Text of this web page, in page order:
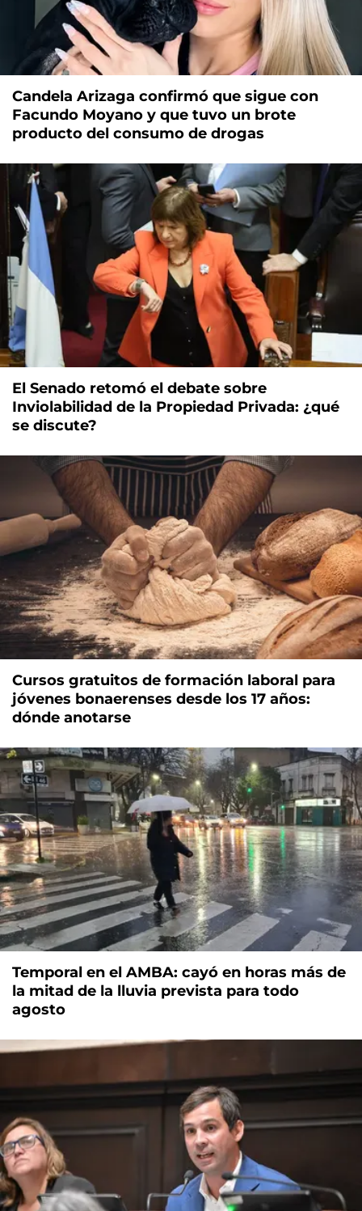
Candela Arizaga confirmó que sigue con
Facundo Moyano y que tuvo un brote
producto del consumo de drogas
El Senado retomó el debate sobre
Inviolabilidad de la Propiedad Privada: ¿qué
se discute?
Cursos gratuitos de formación laboral para
jóvenes bonaerenses desde los 17 años:
dónde anotarse
Temporal en el AMBA: cayó en horas más de
la mitad de la lluvia prevista para todo
agosto